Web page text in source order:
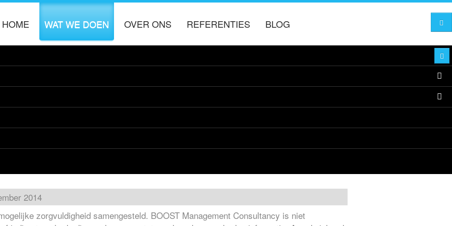
HOME WAT WE DOEN
ORGANISATIE DOORLICHTING
OVER ONS REFERENTIES BLOG
CONTACT
2014
zorgvuldigheid samengesteld. BOOST Management Consultancy is niet